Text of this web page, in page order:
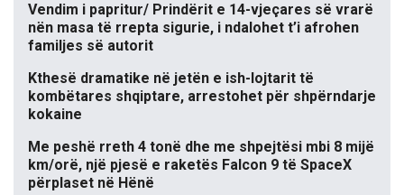
Vendim i papritur/ Prindërit e 14-vjeçares së vrarë
nën masa të rrepta sigurie, i ndalohet t’i afrohen
familjes së autorit
Kthesë dramatike në jetën e ish-lojtarit të
kombëtares shqiptare, arrestohet për shpërndarje
kokaine
Me peshë rreth 4 tonë dhe me shpejtësi mbi 8 mijë
km/orë, një pjesë e raketës Falcon 9 të SpaceX
përplaset në Hënë